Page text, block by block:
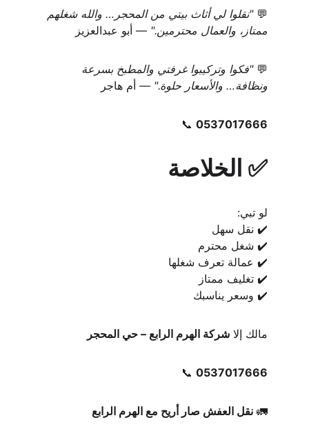
💬 "نقلوا لي أثاث بيتي من المحجر… والله شغلهم
ممتاز، والعمال محترمين." — أبو عبدالعزيز
💬 "فكوا وتركيبوا غرفتي والمطبخ بسرعة
ونظافة… والأسعار حلوة." — أم هاجر
📞 0537017666
✅ الخلاصة
لو تبي:
✔️ نقل سهل
✔️ شغل محترم
✔️ عمالة تعرف شغلها
✔️ تغليف ممتاز
✔️ وسعر يناسبك
مالك إلا شركة الهرم الرابع – حي المحجر
📞 0537017666
🚛 نقل العفش صار أريح مع الهرم الرابع